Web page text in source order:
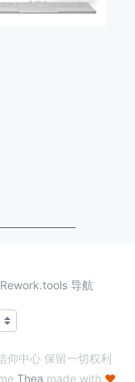
Rework.tools 导航
中心 保留一切权利
Thea made with ♥.